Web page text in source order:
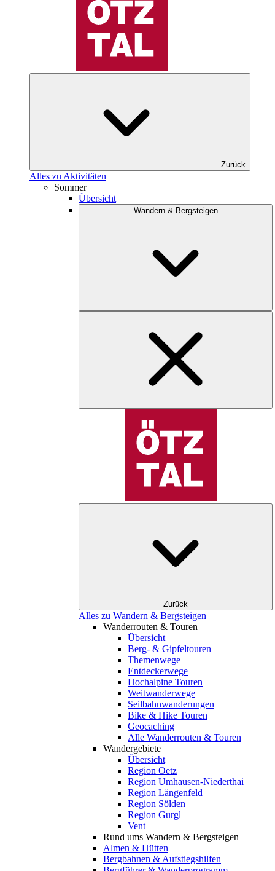
Zurück
Alles zu Aktivitäten
Sommer
Übersicht
Wandern & Bergsteigen
Zurück
Alles zu Wandern & Bergsteigen
Wanderrouten & Touren
Übersicht
Berg- & Gipfeltouren
Themenwege
Entdeckerwege
Hochalpine Touren
Weitwanderwege
Seilbahnwanderungen
Bike & Hike Touren
Geocaching
Alle Wanderrouten & Touren
Wandergebiete
Übersicht
Region Oetz
Region Umhausen-Niederthai
Region Längenfeld
Region Sölden
Region Gurgl
Vent
Rund ums Wandern & Bergsteigen
Almen & Hütten
Bergbahnen & Aufstiegshilfen